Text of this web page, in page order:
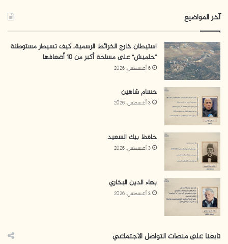
فازت المعمارية سعاد العامري بجائزة فياريجيو فيرسيليا
الدولية/ إيطاليا (Premio Viareggio-Versilia) عام 2004،
وجائزة “نوابغ العرب 2025″، عن فئة العمارة والتصميم.
المصادر: (مقابلتان مع سعاد العامري)
1.
https://www.youtube.com/watch?v=h5I2QugXpdM
2.
v=UWu61OUj71o&t=1960s
آخر المواضيع
استيطان خارج الخرائط الرسمية…كيف تسيطر مستوطنة
“حلميش” على مساحة أكبر من 10 أضعافها
6 أغسطس، 2026
حسام شاهين
3 أغسطس، 2026
حافظ بيك السعيد
3 أغسطس، 2026
بهاء الدين البخاري
3 أغسطس، 2026
تابعنا على منصات التواصل الاجتماعي